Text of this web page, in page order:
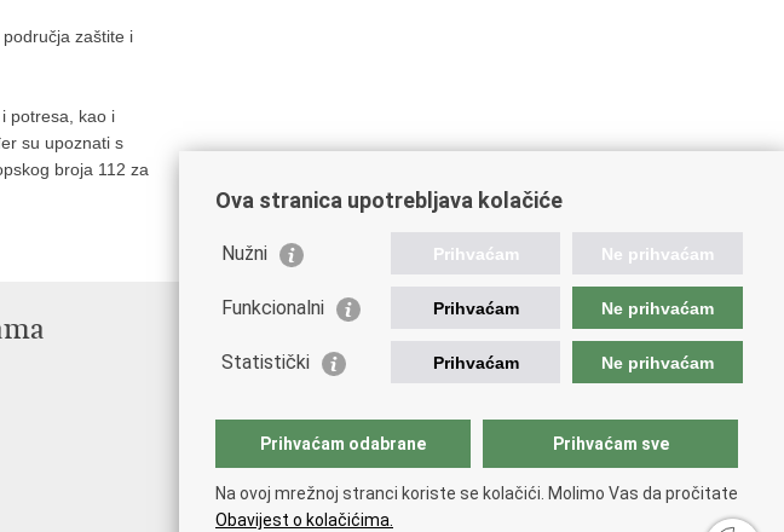
zaštite i
potresa, kao i
su upoznati s
broja 112 za
Važne poveznice
Vlada Republike Hrvatske
Ministarstvo obrane
Ova stranica upotrebljava kolačiće
Nužni Prihvaćam Ne prihvaćam
Funkcionalni Prihvaćam Ne prihvaćam
Statistički Prihvaćam Ne prihvaćam
Prihvaćam odabrane Prihvaćam sve
Na ovoj mrežnoj stranci koriste se kolačići. Molimo Vas da pročitate
Obavijest o kolačićima.